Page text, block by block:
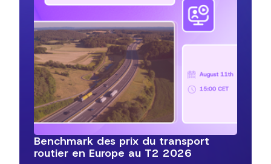
Benchmark des prix du transport
routier en Europe au T2 2026